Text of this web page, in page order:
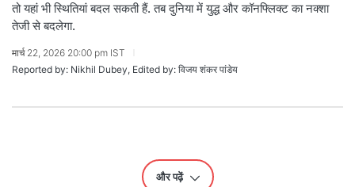
तो यहां भी स्थितियां बदल सकती हैं. तब दुनिया में युद्ध और कॉनफ्लिक्ट का नक्शा
तेजी से बदलेगा.
मार्च 22, 2026 20:00 pm IST
Reported by: Nikhil Dubey, Edited by: विजय शंकर पांडेय
और पढ़ें